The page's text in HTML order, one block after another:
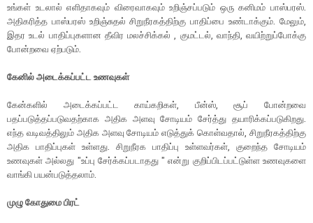
உங்கள் உடலால் எளிதாகவும் விரைவாகவும் உறிஞ்சப்படும் ஒரு கனிமம் பாஸ்பரஸ்.
அதிகரித்த பாஸ்பரஸ் உறிஞ்சுதல் சிறுநீரகத்திற்கு பாதிப்பை உண்டாக்கும். மேலும்,
இதர உடல் பாதிப்புகளான தீவிர மலச்சிக்கல் , குமட்டல், வாந்தி, வயிற்றுப்போக்கு
போன்றவை ஏற்படும்.
கேனில் அடைக்கப்பட்ட உணவுகள்
கேன்களில் அடைக்கப்பட்ட காய்கறிகள், பீன்ஸ், சூப் போன்றவை
பதப்படுத்தப்படுவதற்காக அதிக அளவு சோடியம் சேர்த்து தயாரிக்கப்படுகிறது.
எந்த வடிவத்திலும் அதிக அளவு சோடியம் எடுத்துக் கொள்வதால், சிறுநீரகத்திற்கு
அதிக பாதிப்புகள் உள்ளது. சிறுநீரக பாதிப்பு உள்ளவர்கள், குறைந்த சோடியம்
உணவுகள் அல்லது "உப்பு சேர்க்கப்படாதது " என்று குறிப்பிடப்பட்டுள்ள உணவுகளை
வாங்கி பயன்படுத்தலாம்.
முழு கோதுமை பிரட்